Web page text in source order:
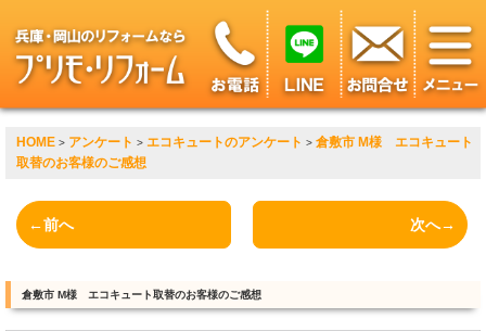
HOME > アンケート > エコキュートのアンケート > 倉敷市 M様 エコキュート
取替のお客様のご感想
←前へ 次へ→
倉敷市 M様 エコキュート取替のお客様のご感想